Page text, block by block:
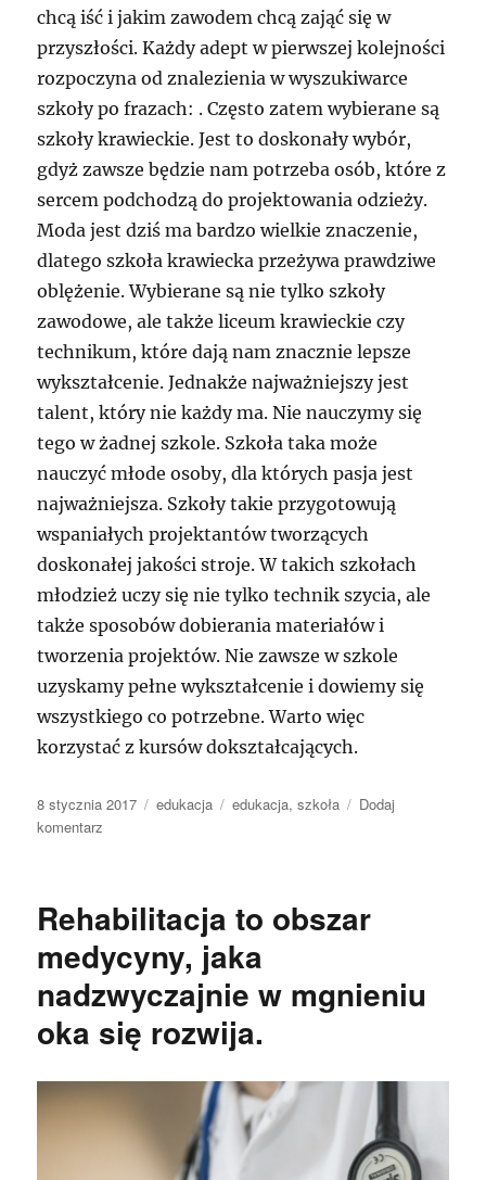
chcą iść i jakim zawodem chcą zająć się w
przyszłości. Każdy adept w pierwszej kolejności
rozpoczyna od znalezienia w wyszukiwarce
szkoły po frazach: . Często zatem wybierane są
szkoły krawieckie. Jest to doskonały wybór,
gdyż zawsze będzie nam potrzeba osób, które z
sercem podchodzą do projektowania odzieży.
Moda jest dziś ma bardzo wielkie znaczenie,
dlatego szkoła krawiecka przeżywa prawdziwe
oblężenie. Wybierane są nie tylko szkoły
zawodowe, ale także liceum krawieckie czy
technikum, które dają nam znacznie lepsze
wykształcenie. Jednakże najważniejszy jest
talent, który nie każdy ma. Nie nauczymy się
tego w żadnej szkole. Szkoła taka może
nauczyć młode osoby, dla których pasja jest
najważniejsza. Szkoły takie przygotowują
wspaniałych projektantów tworzących
doskonałej jakości stroje. W takich szkołach
młodzież uczy się nie tylko technik szycia, ale
także sposobów dobierania materiałów i
tworzenia projektów. Nie zawsze w szkole
uzyskamy pełne wykształcenie i dowiemy się
wszystkiego co potrzebne. Warto więc
korzystać z kursów dokształcających.
Data
publikacji
8 stycznia 2017 Kategorie
edukacja Tagi
edukacja,szkoła
Dodaj
komentarz
zawód
Rehabilitacja to obszar
medycyny, jaka
nadzwyczajnie w mgnieniu
oka się rozwija.